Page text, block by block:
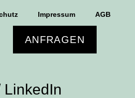
Impressum AGB
ANFRAGEN
LinkedIn